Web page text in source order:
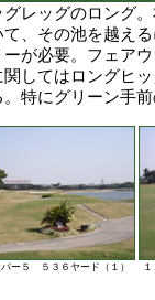
レッグのロング
て、その池を越え
ーが必要。フェア
関してはロングヒ
。特にグリーン手
ー５ ５３６ヤード（１）